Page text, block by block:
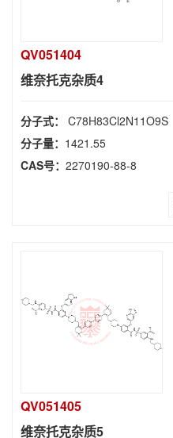
QV051404
维奈托克杂质4
分子式： C78H83Cl2N11O9S
分子量： 1421.55
CAS号： 2270190-88-8
QV051405
维奈托克杂质5